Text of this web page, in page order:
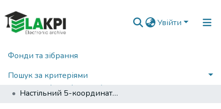
Увійти
Фонди та зібрання
Пошук за критеріями
Статистика
Головна
Настільний 5-координатний верстат каркасної компоновки на модульному принципі